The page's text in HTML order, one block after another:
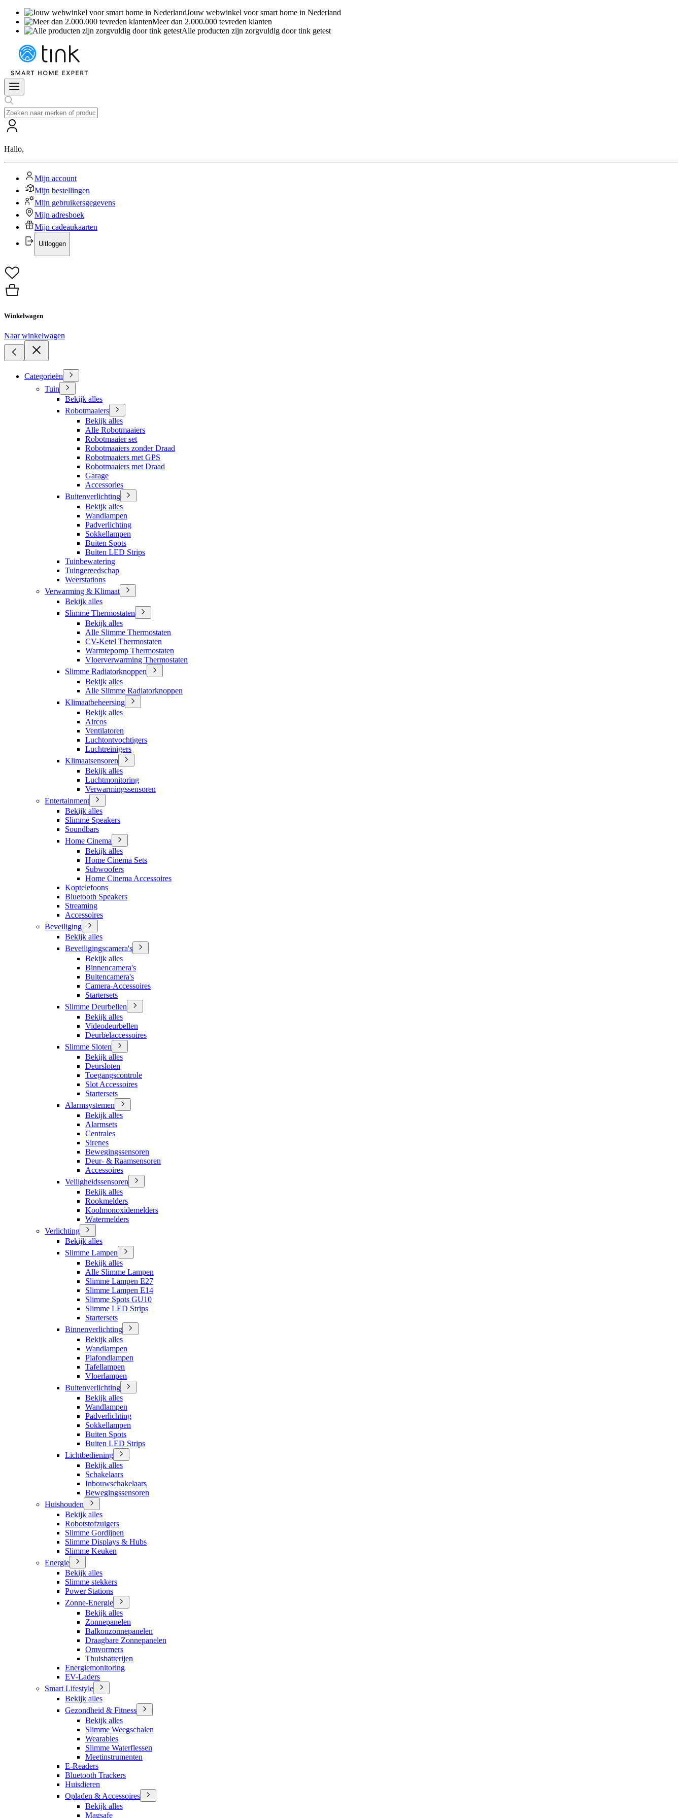
Jouw webwinkel voor smart home in Nederland
Meer dan 2.000.000 tevreden klanten
Alle producten zijn zorgvuldig door tink getest
Hallo,
Mijn account
Mijn bestellingen
Mijn gebruikersgegevens
Mijn adresboek
Mijn cadeaukaarten
Uitloggen
Winkelwagen
Naar winkelwagen
Categorieën
Tuin
Bekijk alles
Robotmaaiers
Bekijk alles
Alle Robotmaaiers
Robotmaaier set
Robotmaaiers zonder Draad
Robotmaaiers met GPS
Robotmaaiers met Draad
Garage
Accessories
Buitenverlichting
Bekijk alles
Wandlampen
Padverlichting
Sokkellampen
Buiten Spots
Buiten LED Strips
Tuinbewatering
Tuingereedschap
Weerstations
Verwarming & Klimaat
Bekijk alles
Slimme Thermostaten
Bekijk alles
Alle Slimme Thermostaten
CV-Ketel Thermostaten
Warmtepomp Thermostaten
Vloerverwarming Thermostaten
Slimme Radiatorknoppen
Bekijk alles
Alle Slimme Radiatorknoppen
Klimaatbeheersing
Bekijk alles
Aircos
Ventilatoren
Luchtontvochtigers
Luchtreinigers
Klimaatsensoren
Bekijk alles
Luchtmonitoring
Verwarmingssensoren
Entertainment
Bekijk alles
Slimme Speakers
Soundbars
Home Cinema
Bekijk alles
Home Cinema Sets
Subwoofers
Home Cinema Accessoires
Koptelefoons
Bluetooth Speakers
Streaming
Accessoires
Beveiliging
Bekijk alles
Beveiligingscamera's
Bekijk alles
Binnencamera's
Buitencamera's
Camera-Accessoires
Startersets
Slimme Deurbellen
Bekijk alles
Videodeurbellen
Deurbelaccessoires
Slimme Sloten
Bekijk alles
Deursloten
Toegangscontrole
Slot Accessoires
Startersets
Alarmsystemen
Bekijk alles
Alarmsets
Centrales
Sirenes
Bewegingssensoren
Deur- & Raamsensoren
Accessoires
Veiligheidssensoren
Bekijk alles
Rookmelders
Koolmonoxidemelders
Watermelders
Verlichting
Bekijk alles
Slimme Lampen
Bekijk alles
Alle Slimme Lampen
Slimme Lampen E27
Slimme Lampen E14
Slimme Spots GU10
Slimme LED Strips
Startersets
Binnenverlichting
Bekijk alles
Wandlampen
Plafondlampen
Tafellampen
Vloerlampen
Buitenverlichting
Bekijk alles
Wandlampen
Padverlichting
Sokkellampen
Buiten Spots
Buiten LED Strips
Lichtbediening
Bekijk alles
Schakelaars
Inbouwschakelaars
Bewegingssensoren
Huishouden
Bekijk alles
Robotstofzuigers
Slimme Gordijnen
Slimme Displays & Hubs
Slimme Keuken
Energie
Bekijk alles
Slimme stekkers
Power Stations
Zonne-Energie
Bekijk alles
Zonnepanelen
Balkonzonnepanelen
Draagbare Zonnepanelen
Omvormers
Thuisbatterijen
Energiemonitoring
EV-Laders
Smart Lifestyle
Bekijk alles
Gezondheid & Fitness
Bekijk alles
Slimme Weegschalen
Wearables
Slimme Waterflessen
Meetinstrumenten
E-Readers
Bluetooth Trackers
Huisdieren
Opladen & Accessoires
Bekijk alles
Magsafe